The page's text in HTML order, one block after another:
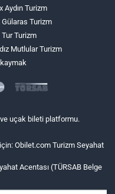
Aydın Turizm
Gülaras Turizm
Tur Turizm
Mutlular Turizm
uçak bileti platformu.
Obilet.com Turizm Seyahat
Acentası (TÜRSAB Belge